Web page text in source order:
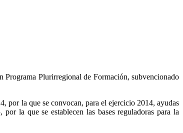
Plurirregional de Formación, subvencionado
por la que se convocan, para el ejercicio 2014, ayudas
la que se establecen las bases reguladoras para la